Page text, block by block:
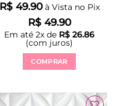
R$49.90 à Vista no Pix
R$49.90
Em até 2x de R$ 26.86
(com juros)
COMPRAR
tem